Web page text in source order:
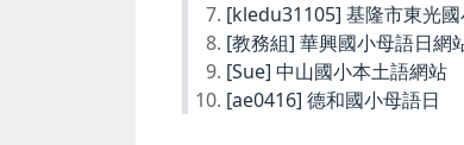
[kledu31105] 基隆市東光
[教務組] 華興國小母語日網
[Sue] 中山國小本土語網站
[ae0416] 德和國小母語日